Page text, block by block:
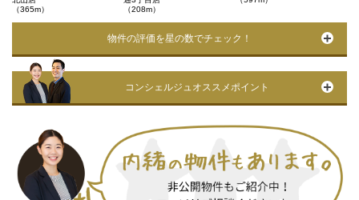
（365m）
（208m）
物件の評価を星の数でチェック！
コンシェルジュオススメポイント